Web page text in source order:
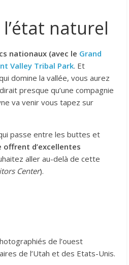
naturel
nationaux (avec le Grand
Valley Tribal Park. Et
domine la vallée, vous aurez
presque qu’une compagnie
va venir vous tapez sur
passe entre les buttes et
d’excellentes
aller au-delà de cette
Center).
de l’ouest
de l’Utah et des Etats-Unis.